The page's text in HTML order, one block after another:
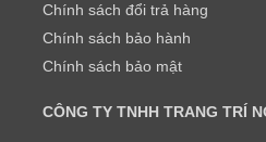
Chính sách đổi trả hàng
Chính sách bảo hành
Chính sách bảo mật
CÔNG TY TNHH TRANG TRÍ